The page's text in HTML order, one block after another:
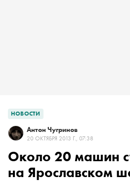
НОВОСТИ
Антон Чугринов
20 ОКТЯБРЯ 2013 Г., 07:38
Около 20 машин
на Ярославском